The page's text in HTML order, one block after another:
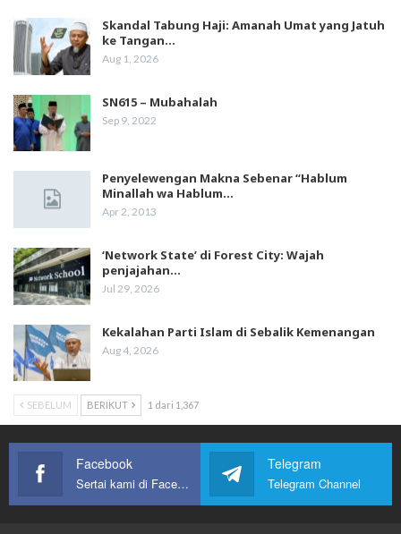
Skandal Tabung Haji: Amanah Umat yang Jatuh
ke Tangan…
Aug 1, 2026
SN615 – Mubahalah
Sep 9, 2022
Penyelewengan Makna Sebenar “Hablum
Minallah wa Hablum…
Apr 2, 2013
‘Network State’ di Forest City: Wajah
penjajahan…
Jul 29, 2026
Kekalahan Parti Islam di Sebalik Kemenangan
Aug 4, 2026
SEBELUM BERIKUT 1 dari 1,367
Facebook
Sertai kami di Facebook
Telegram
Telegram Channel